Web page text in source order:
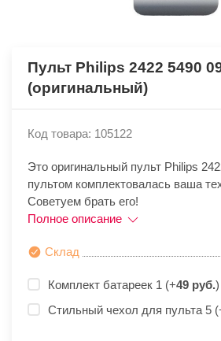
Пульт Philips 2422 5490
(оригинальный)
Код товара: 105122
Это оригинальный пульт Philips
пультом комплектовалась ваша
Советуем брать его!
Полное описание
Склад
Комплект батареек 1 (+49 руб.)
Стильный чехол для пульта 5